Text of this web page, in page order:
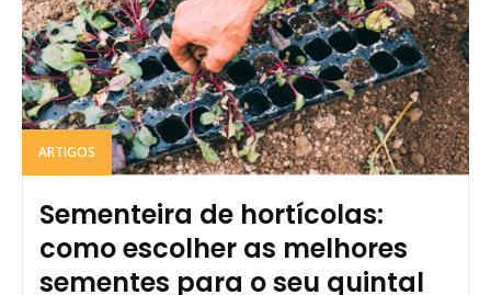
ARTIGOS
Sementeira de hortícolas:
como escolher as melhores
sementes para o seu quintal